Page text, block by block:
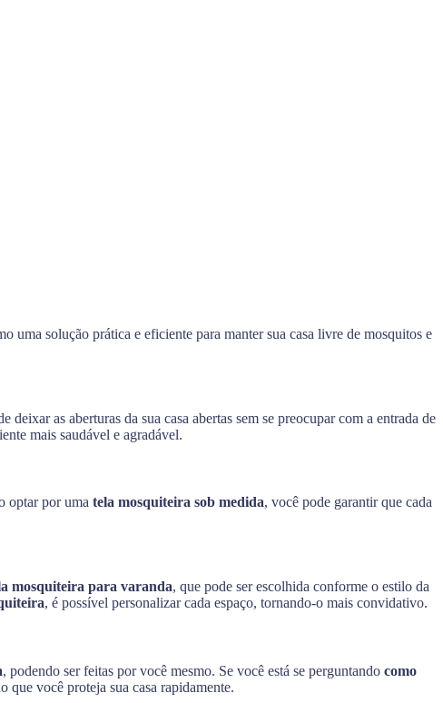
uma solução prática e eficiente para manter sua casa livre de mosquitos e
as aberturas da sua casa abertas sem se preocupar com a entrada de
mais saudável e agradável.
optar por uma tela mosquiteira sob medida, você pode garantir que cada
mosquiteira para varanda, que pode ser escolhida conforme o estilo da
, é possível personalizar cada espaço, tornando-o mais convidativo.
, podendo ser feitas por você mesmo. Se você está se perguntando como
que você proteja sua casa rapidamente.